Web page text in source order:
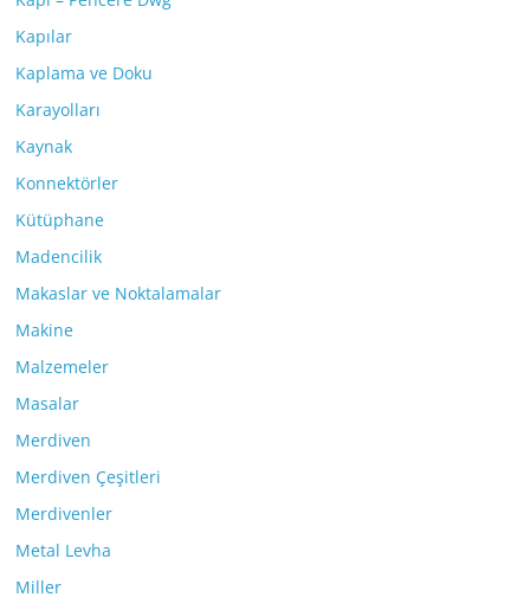
Kapılar
Kaplama ve Doku
Karayolları
Kaynak
Konnektörler
Kütüphane
Madencilik
Makaslar ve Noktalamalar
Makine
Malzemeler
Masalar
Merdiven
Merdiven Çeşitleri
Merdivenler
Metal Levha
Miller